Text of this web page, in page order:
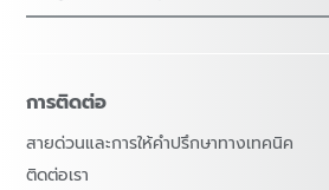
การติดต่อ
สายด่วนและการให้คำปรึกษาทางเทคนิค
ติดต่อเรา